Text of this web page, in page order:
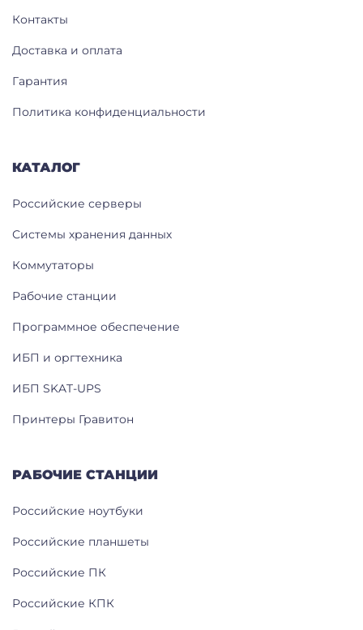
КАТАЛОГ
Российские серверы
Системы хранения данных
Коммутаторы
Рабочие станции
Программное обеспечение
ИБП и оргтехника
ИБП SKAT-UPS
Принтеры Гравитон
РАБОЧИЕ СТАНЦИИ
Российские ноутбуки
Российские планшеты
Российские ПК
Российские КПК
Контакты
Доставка и оплата
Гарантия
Политика конфиденциальности